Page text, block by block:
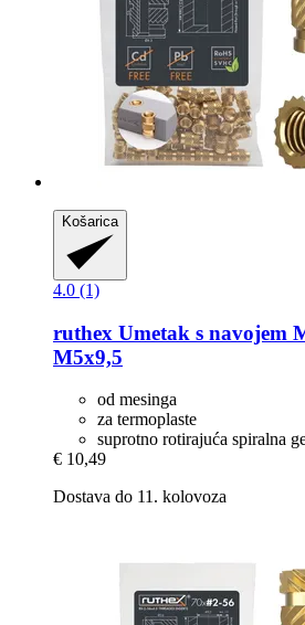
Košarica
4.0 (1)
ruthex Umetak s navojem
M5x9,5
od mesinga
za termoplaste
suprotno rotirajuća spiralna
€ 10,49
Dostava do 11. kolovoza